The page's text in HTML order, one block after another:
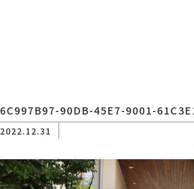
6C997B97-90DB-45E7-9001-
2022.12.31